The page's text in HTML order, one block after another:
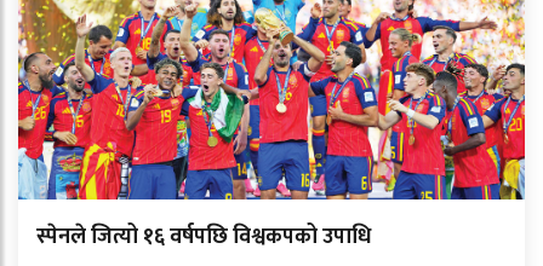
स्पेनले जित्यो १६ वर्षपछि विश्वकपको उपाधि